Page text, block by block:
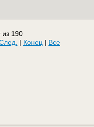
из 190
| Конец | Все